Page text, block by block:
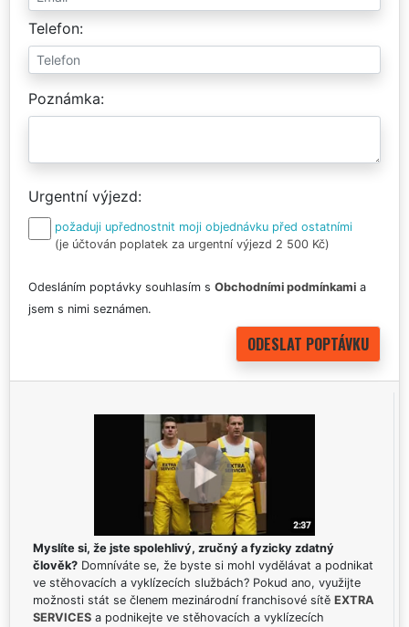
Telefon
Poznámka
Urgentní výjezd
požaduji upřednostnit moji objednávku před ostatními
(je účtován poplatek za urgentní výjezd 2 500 Kč)
Odesláním poptávky souhlasím s Obchodními podmínkami a
jsem s nimi seznámen.
Myslíte si, že jste spolehlivý, zručný a fyzicky zdatný
člověk? Domníváte se, že byste si mohl vydělávat a podnikat
ve stěhovacích a vyklízecích službách? Pokud ano, využijte
možnosti stát se členem mezinárodní franchisové sítě EXTRA
SERVICES a podnikejte ve stěhovacích a vyklízecích